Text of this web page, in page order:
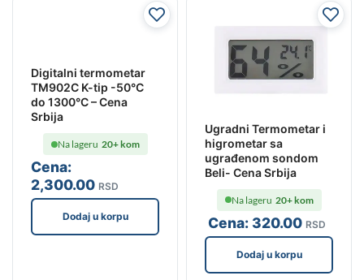
Digitalni termometar
TM902C K-tip -50°C
do 1300°C – Cena
Srbija
Cena:
2,300.00 RSD
Na lageru 20+ kom
Dodaj u korpu
Ugradni Termometar i
higrometar sa
ugrađenom sondom
Beli- Cena Srbija
Cena:320.00 RSD
Na lageru 20+ kom
Dodaj u korpu